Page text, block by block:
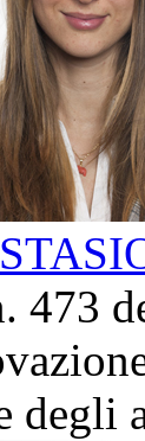
473
degli